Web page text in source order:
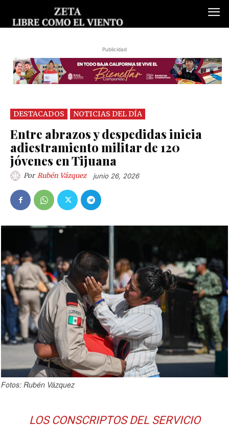
Publicidad
DESTACADOS NOTICIAS DEL DÍA
Entre abrazos y despedidas inicia
adiestramiento militar de 120
jóvenes en Tijuana
Por Rubén Vázquez junio 26, 2026
Fotos: Rubén Vázquez
LOS CONSCRIPTOS DEL SERVICIO